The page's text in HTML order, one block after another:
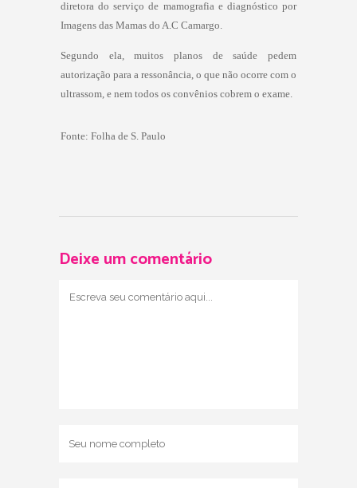
diretora do serviço de mamografia e diagnóstico por
Imagens das Mamas do A.C Camargo.
Segundo ela, muitos planos de saúde pedem
autorização para a ressonância, o que não ocorre com o
ultrassom, e nem todos os convênios cobrem o exame.
Fonte: Folha de S. Paulo
Deixe um comentário